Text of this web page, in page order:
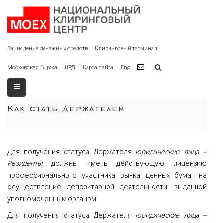
Зачисление денежных средств Клиринговый терминал
Московская Биржа НРД Карта сайта Eng
Как стать Держателем
Для получения статуса Держателя юридические лица –
Резидентыдолжны иметь действующую лицензию
профессионального участника рынка ценных бумаг на
осуществление депозитарной деятельности, выданной
уполномоченным органом.
Для получения статуса Держателя юридические лица –